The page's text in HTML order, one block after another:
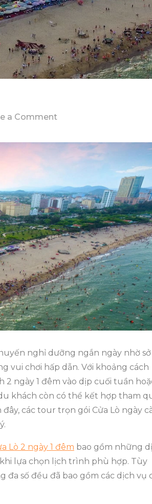
a Comment
Phí
Lò
2
Ngày
1
Đêm
Bao
Gồm
Những
Dịch
Vụ
Nào
nghỉ dưỡng ngắn ngày nhờ sở
vui chơi hấp dẫn. Với khoảng cách
2 ngày 1 đêm vào dịp cuối tuần
khách còn có thể kết hợp tham
các tour trọn gói Cửa Lò ngày
Lò 2 ngày 1 đêm bao gồm những
lựa chọn lịch trình phù hợp. Tùy
số đều đã bao gồm các dịch vụ